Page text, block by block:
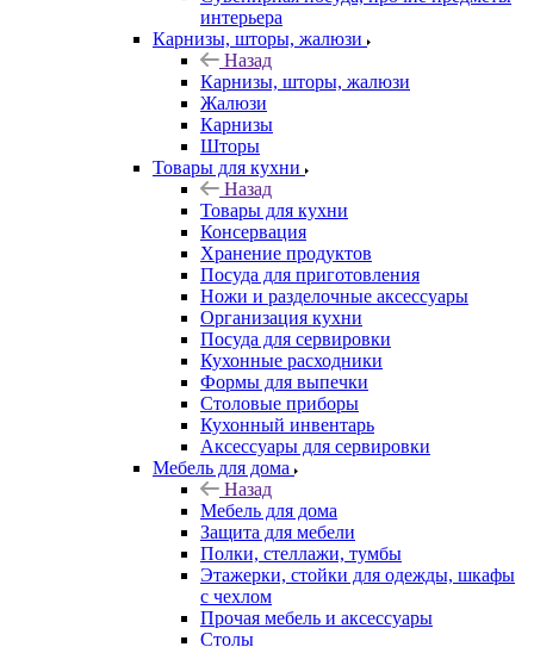
интерьера
Карнизы, шторы, жалюзи
Назад
Карнизы, шторы, жалюзи
Жалюзи
Карнизы
Шторы
Товары для кухни
Назад
Товары для кухни
Консервация
Хранение продуктов
Посуда для приготовления
Ножи и разделочные аксессуары
Организация кухни
Посуда для сервировки
Кухонные расходники
Формы для выпечки
Столовые приборы
Кухонный инвентарь
Аксессуары для сервировки
Мебель для дома
Назад
Мебель для дома
Защита для мебели
Полки, стеллажи, тумбы
Этажерки, стойки для одежды, шкафы
с чехлом
Прочая мебель и аксессуары
Столы